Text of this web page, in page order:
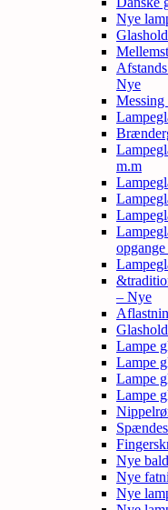
Nye
Nye
m.m
– Nye
Lampe
Lampe
Lampe
Lampe
Nye
Nye
Nye